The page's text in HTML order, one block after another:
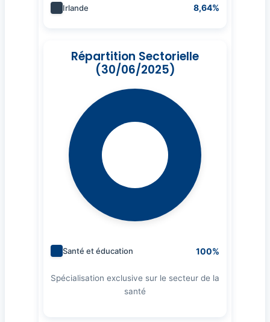
Irlande 8,64%
Répartition Sectorielle
(30/06/2025)
Santé et éducation 100%
Spécialisation exclusive sur le secteur de la
santé